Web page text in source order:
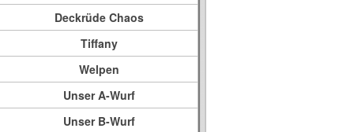
Deckrüde Chaos
Tiffany
Welpen
Unser A-Wurf
Unser B-Wurf